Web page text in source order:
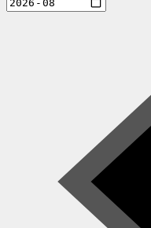
aktiviteter